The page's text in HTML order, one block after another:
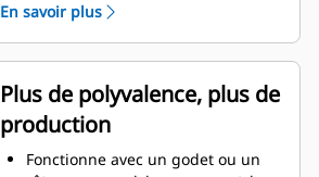
Réalisez des travaux au-dessous
du niveau du sol, des travaux
verticaux ou des travaux dans des
espaces confinés en toute facilité.
Qu'il s'agisse de construction de
hauts murs de pierres ou de
chargement de camions à benne
haute, il est des situations où le
En savoir plus
Plus de polyvalence, plus de
production
Fonctionne avec un godet ou un